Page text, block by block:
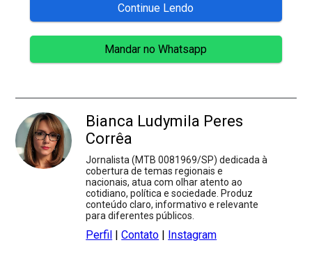
Continue Lendo
Mandar no Whatsapp
Bianca Ludymila Peres
Corrêa
Jornalista (MTB 0081969/SP) dedicada à
cobertura de temas regionais e
nacionais, atua com olhar atento ao
cotidiano, política e sociedade. Produz
conteúdo claro, informativo e relevante
para diferentes públicos.
Perfil |Contato | Instagram